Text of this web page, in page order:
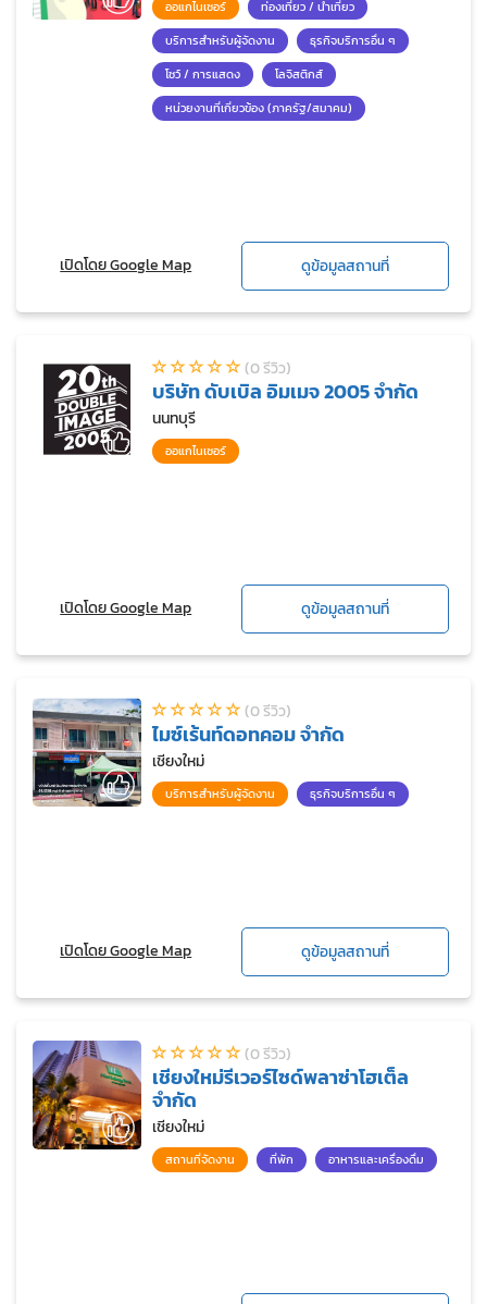
ออแกไนเซอร์
ท่องเที่ยว / นำเที่ยว
บริการสำหรับผู้จัดงาน
ธุรกิจบริการอื่น ๆ
โชว์ / การแสดง
โลจิสติกส์
หน่วยงานที่เกี่ยวข้อง (ภาครัฐ/สมาคม)
เปิดโดย Google Map ดูข้อมูลสถานที่
(0 รีวิว)
บริษัท ดับเบิล อิมเมจ 2005 จำกัด
นนทบุรี
ออแกไนเซอร์
เปิดโดย Google Map ดูข้อมูลสถานที่
(0 รีวิว)
ไมซ์เร้นท์ดอทคอม จำกัด
เชียงใหม่
บริการสำหรับผู้จัดงาน ธุรกิจบริการอื่น ๆ
เปิดโดย Google Map ดูข้อมูลสถานที่
(0 รีวิว)
เชียงใหม่รีเวอร์ไซด์พลาซ่าโฮเต็ล
จำกัด
เชียงใหม่
สถานที่จัดงาน ที่พัก อาหารและเครื่องดื่ม